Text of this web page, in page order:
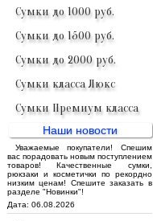
Сумки до 1000 руб.
Сумки до 1500 руб.
Сумки до 2000 руб.
Сумки класса Люкс
Сумки Премиум класса
Наши новости
Уважаемые покупатели! Спешим
вас порадовать новым поступлением
товаров! Качественные сумки,
рюкзаки и косметички по рекордно
низким ценам! Спешите заказать в
разделе "Новинки"!
Дата: 06.08.2026